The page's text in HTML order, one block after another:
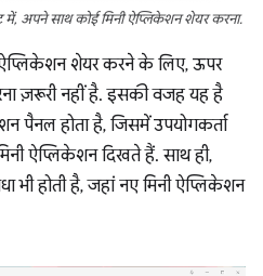
अपने साथ कोई मिनी ऐप्लिकेशन शेयर करना.
शेयर करने के लिए, ऊपर
ज़रूरी नहीं है. इसकी वजह यह है
पैनल होता है, जिसमें उपयोगकर्ता
ऐप्लिकेशन दिखते हैं. साथ ही,
होती है, जहां नए मिनी ऐप्लिकेशन